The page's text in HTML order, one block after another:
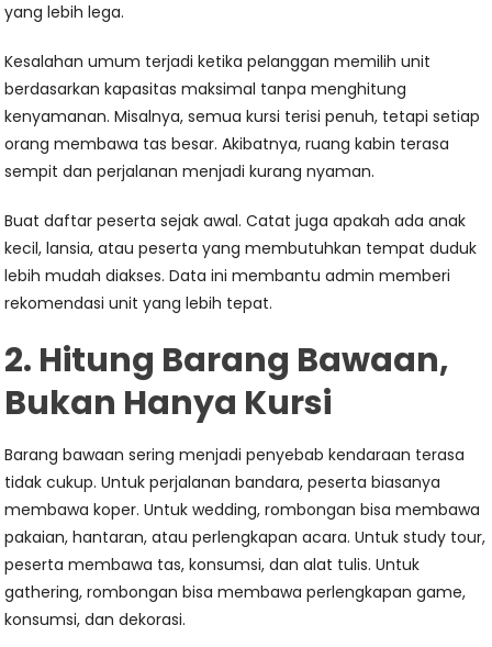
yang lebih lega.
Kesalahan umum terjadi ketika pelanggan memilih unit
berdasarkan kapasitas maksimal tanpa menghitung
kenyamanan. Misalnya, semua kursi terisi penuh, tetapi setiap
orang membawa tas besar. Akibatnya, ruang kabin terasa
sempit dan perjalanan menjadi kurang nyaman.
Buat daftar peserta sejak awal. Catat juga apakah ada anak
kecil, lansia, atau peserta yang membutuhkan tempat duduk
lebih mudah diakses. Data ini membantu admin memberi
rekomendasi unit yang lebih tepat.
2. Hitung Barang Bawaan,
Bukan Hanya Kursi
Barang bawaan sering menjadi penyebab kendaraan terasa
tidak cukup. Untuk perjalanan bandara, peserta biasanya
membawa koper. Untuk wedding, rombongan bisa membawa
pakaian, hantaran, atau perlengkapan acara. Untuk study tour,
peserta membawa tas, konsumsi, dan alat tulis. Untuk
gathering, rombongan bisa membawa perlengkapan game,
konsumsi, dan dekorasi.